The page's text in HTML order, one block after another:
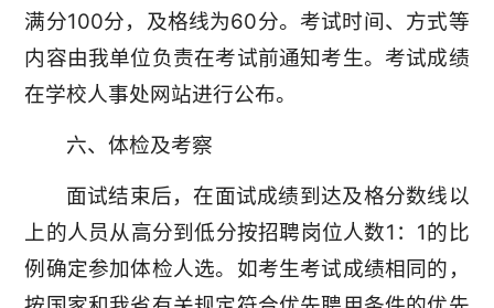
满分100分，及格线为60分。考试时间、方式等
内容由我单位负责在考试前通知考生。考试成绩
在学校人事处网站进行公布。
六、体检及考察
面试结束后，在面试成绩到达及格分数线以
上的人员从高分到低分按招聘岗位人数1：1的比
例确定参加体检人选。如考生考试成绩相同的，